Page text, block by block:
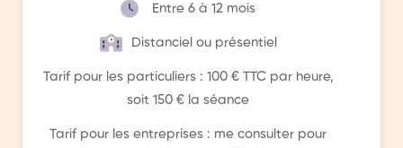
Entre 6 à 12 mois
Distanciel ou présentiel
Tarif pour les particuliers : 100 € TTC par heure,
soit 150 € la séance
Tarif pour les entreprises : me consulter pour